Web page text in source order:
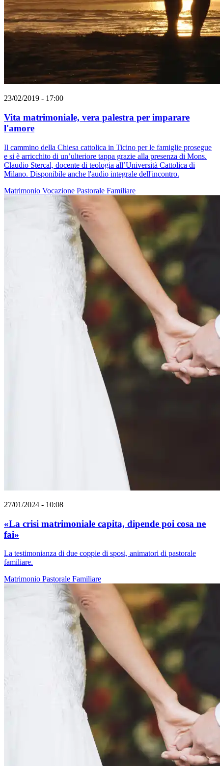
23/02/2019 - 17:00
Vita matrimoniale, vera palestra per imparare
l'amore
Il cammino della Chiesa cattolica in Ticino per le famiglie prosegue
e si è arricchito di un’ulteriore tappa grazie alla presenza di Mons.
Claudio Stercal, docente di teologia all’Università Cattolica di
Milano. Disponibile anche l'audio integrale dell'incontro.
Matrimonio Vocazione Pastorale Familiare
27/01/2024 - 10:08
«La crisi matrimoniale capita, dipende poi cosa ne
fai»
La testimonianza di due coppie di sposi, animatori di pastorale
familiare.
Matrimonio Pastorale Familiare